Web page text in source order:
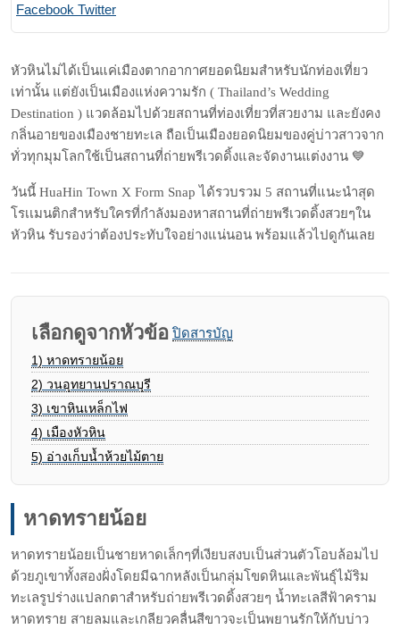
Facebook TwitterPrint
Share
หัวหินไม่ได้เป็นแค่เมืองตากอากาศยอดนิยมสำหรับนักท่องเที่ยว
เท่านั้น แต่ยังเป็นเมืองแห่งความรัก ( Thailand’s Wedding
Destination ) แวดล้อมไปด้วยสถานที่ท่องเที่ยวที่สวยงาม และยังคง
กลิ่นอายของเมืองชายทะเล ถือเป็นเมืองยอดนิยมของคู่บ่าวสาวจาก
ทั่วทุกมุมโลกใช้เป็นสถานที่ถ่ายพรีเวดดิ้งและจัดงานแต่งงาน 💙
วันนี้ HuaHin Town X Form Snap ได้รวบรวม 5 สถานที่แนะนำสุด
โรเเมนติกสำหรับใครที่กำลังมองหาสถานที่ถ่ายพรีเวดดิ้งสวยๆใน
หัวหิน รับรองว่าต้องประทับใจอย่างแน่นอน พร้อมแล้วไปดูกันเลย
เลือกดูจากหัวข้อ ปิดสารบัญ
1) หาดทรายน้อย
2) วนอุทยานปราณบุรี
3) เขาหินเหล็กไฟ
4) เมืองหัวหิน
5) อ่างเก็บน้ำห้วยไม้ตาย
หาดทรายน้อย
หาดทรายน้อยเป็นชายหาดเล็กๆที่เงียบสงบเป็นส่วนตัวโอบล้อมไป
ด้วยภูเขาทั้งสองฝั่งโดยมีฉากหลังเป็นกลุ่มโขดหินและพันธุ์ไม้ริม
ทะเลรูปร่างแปลกตาสำหรับถ่ายพรีเวดดิ้งสวยๆ น้ำทะเลสีฟ้าคราม
หาดทราย สายลมและเกลียวคลื่นสีขาวจะเป็นพยานรักให้กับบ่าว